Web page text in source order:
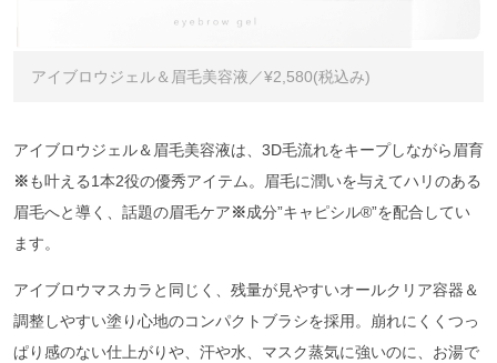
アイブロウジェル＆眉毛美容液／¥2,580(税込み)
アイブロウジェル＆眉毛美容液は、3D毛流れをキープしながら眉育
※も叶える1本2役の優秀アイテム。眉毛に潤いを与えてハリのある
眉毛へと導く、話題の眉毛ケア※成分”キャピシル®︎”を配合してい
ます。
アイブロウマスカラと同じく、残量が見やすいオールクリア容器＆
調整しやすい塗り心地のコンパクトブラシを採用。崩れにくくつっ
ぱり感のない仕上がりや、汗や水、マスク蒸気に強いのに、お湯で